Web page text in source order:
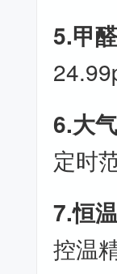
5.甲
6.大
定时
7.恒
控温